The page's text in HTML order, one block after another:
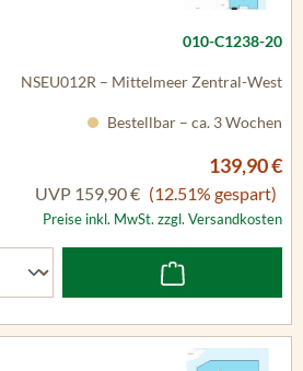
010-C1238-20
NSEU012R – Mittelmeer Zentral-West
Bestellbar – ca. 3 Wochen
139,90 €
UVP 159,90 € (12.51% gespart)
Preise inkl. MwSt. zzgl. Versandkosten